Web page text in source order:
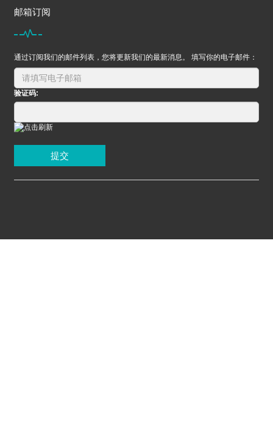
邮箱订阅
通过订阅我们的邮件列表，您将更新我们的最新消息。 填写你的电子邮件：
验证码:
提交